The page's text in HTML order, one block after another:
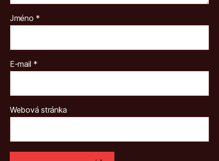
Jméno *
E-mail *
Webová stránka